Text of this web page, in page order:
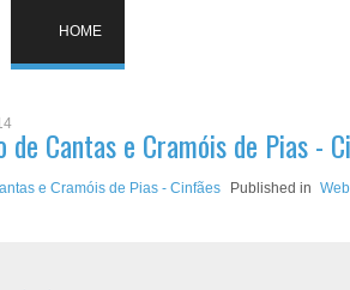
HOME
de Cantas e Cramóis de Pias -
Published in